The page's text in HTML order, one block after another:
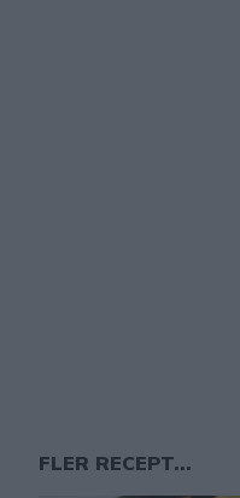
FLER RECEPT...